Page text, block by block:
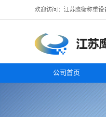
欢迎访问：江苏鹰衡称重设
公司首页